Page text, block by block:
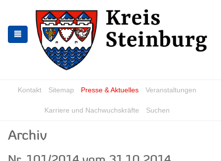
the
navigation
the
content
Kontakt Sitemap Presse & Aktuelles Veranstaltungen
Karriere und Nachwuchskräfte Suchen
Archiv